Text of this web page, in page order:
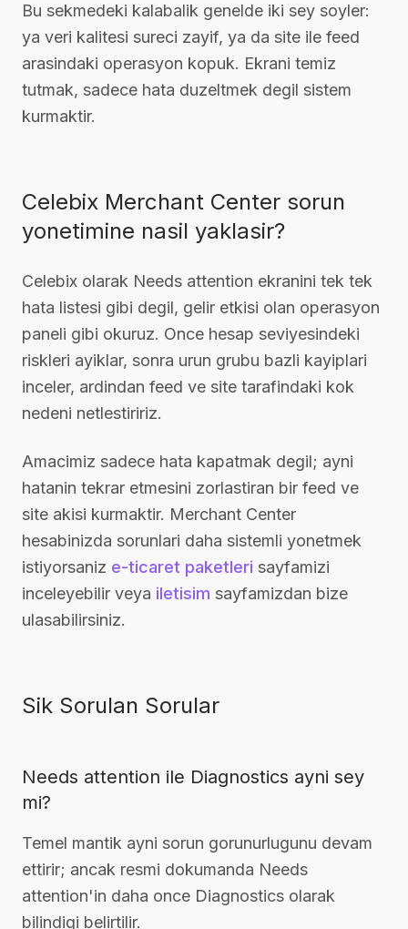
Bu sekmedeki kalabalik genelde iki sey soyler:
ya veri kalitesi sureci zayif, ya da site ile feed
arasindaki operasyon kopuk. Ekrani temiz
tutmak, sadece hata duzeltmek degil sistem
kurmaktir.
Celebix Merchant Center sorun
yonetimine nasil yaklasir?
Celebix olarak Needs attention ekranini tek tek
hata listesi gibi degil, gelir etkisi olan operasyon
paneli gibi okuruz. Once hesap seviyesindeki
riskleri ayiklar, sonra urun grubu bazli kayiplari
inceler, ardindan feed ve site tarafindaki kok
nedeni netlestiririz.
Amacimiz sadece hata kapatmak degil; ayni
hatanin tekrar etmesini zorlastiran bir feed ve
site akisi kurmaktir. Merchant Center
hesabinizda sorunlari daha sistemli yonetmek
istiyorsaniz e-ticaret paketleri sayfamizi
inceleyebilir veya iletisim sayfamizdan bize
ulasabilirsiniz.
Sik Sorulan Sorular
Needs attention ile Diagnostics ayni sey
mi?
Temel mantik ayni sorun gorunurlugunu devam
ettirir; ancak resmi dokumanda Needs
attention'in daha once Diagnostics olarak
bilindigi belirtilir.